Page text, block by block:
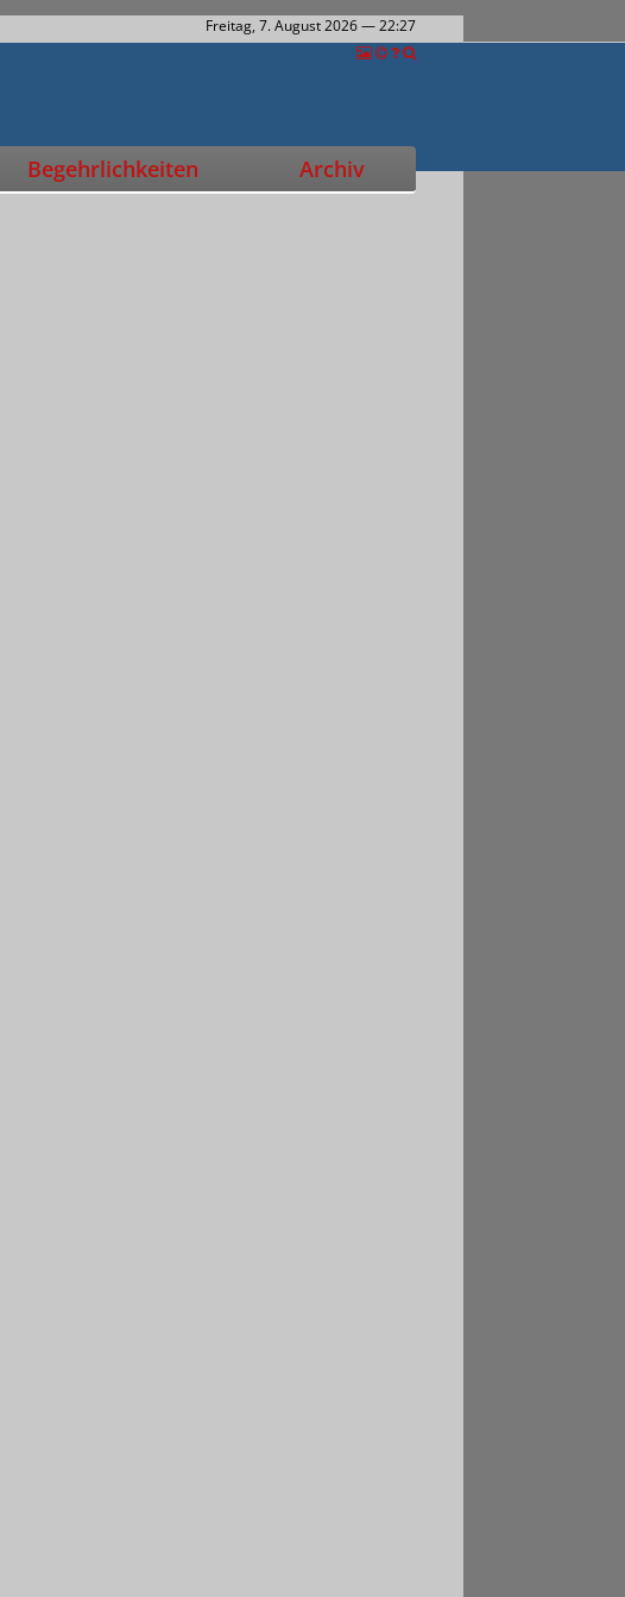
Freitag, 7. August 2026— 22:27
Begehrlichkeiten Archiv